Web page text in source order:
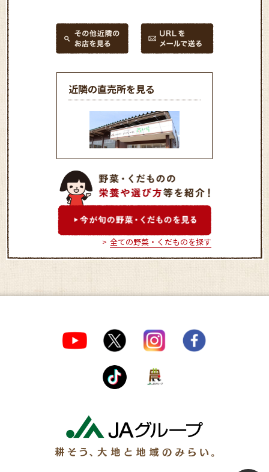
近隣の直売所を見る
農産物直売所よりな～れ燕
いち
全ての野菜・くだものを探す